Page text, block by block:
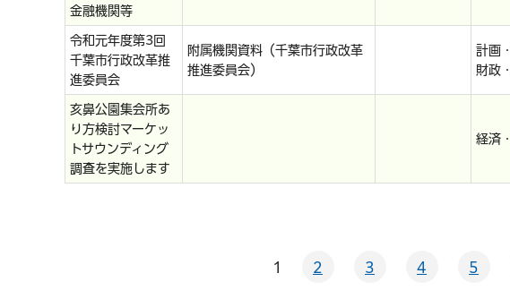
金融機関等
令和元年度第3回
千葉市行政改革推
進委員会
附属機関資料（千葉市行政改革
推進委員会）
計画
財政
亥鼻公園集会所あ
り方検討マーケッ
トサウンディング
調査を実施します
経済
1 2 3 4 5